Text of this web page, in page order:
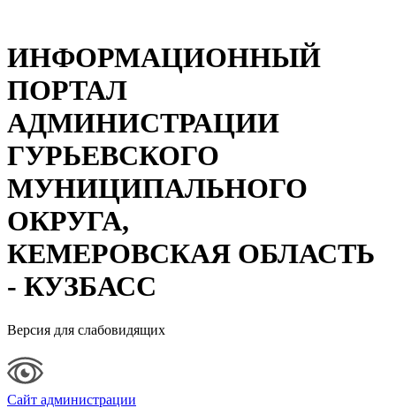
ИНФОРМАЦИОННЫЙ
ПОРТАЛ
АДМИНИСТРАЦИИ
ГУРЬЕВСКОГО
МУНИЦИПАЛЬНОГО
ОКРУГА,
КЕМЕРОВСКАЯ ОБЛАСТЬ
- КУЗБАСС
Версия для слабовидящих
Сайт администрации